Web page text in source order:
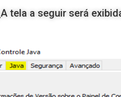
A tela a seguir será